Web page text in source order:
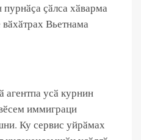
ҫӑлса хӑварма
вӑхӑтрах Вьетнама
агентпа усӑ курнин
иммиграци
Ку сервис уйрӑмах